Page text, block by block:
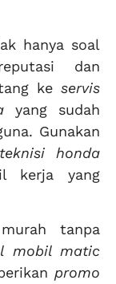
hanya soal
dan
ke servis
yang sudah
Gunakan
teknisi honda
kerja yang
tanpa
mobil matic
promo